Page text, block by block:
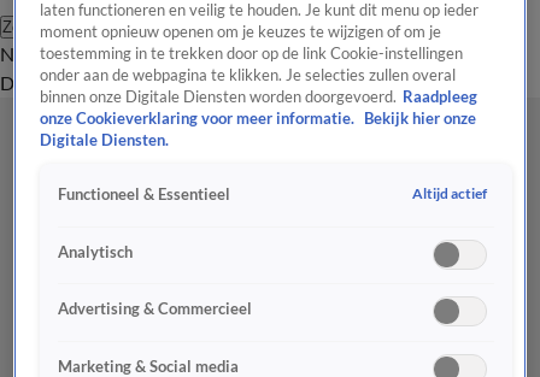
Zoeken
Nieuws van de DagOpinie van de
Dag
Video'sUitzendingen PodcastPanelContact
laten functioneren en veilig te houden. Je kunt dit menu op ieder
moment opnieuw openen om je keuzes te wijzigen of om je
toestemming in te trekken door op de link Cookie-instellingen
onder aan de webpagina te klikken. Je selecties zullen overal
binnen onze Digitale Diensten worden doorgevoerd. Raadpleeg
onze Cookieverklaring voor meer informatie.
Bekijk hier onze
Digitale Diensten.
Functioneel & Essentieel Altijd actief
Analytisch
Advertising & Commercieel
Marketing & Social media